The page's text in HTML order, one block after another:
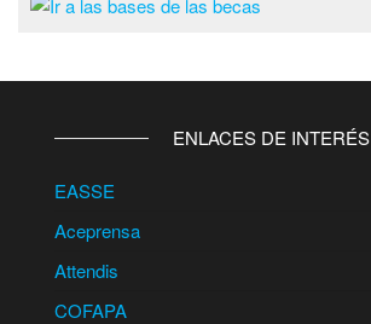
ENLACES DE INTERÉS
EASSE
Aceprensa
Attendis
COFAPA